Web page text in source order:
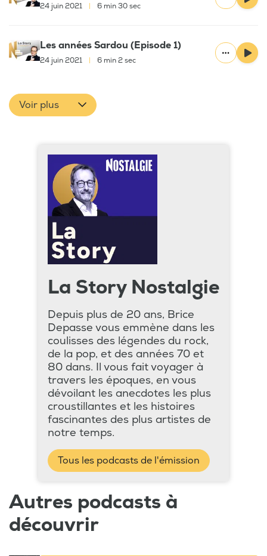
24 juin 2021 6 min 30 sec
Les années Sardou (Episode 1)
24 juin 2021 6 min 2 sec
Voir plus
La Story Nostalgie
Depuis plus de 20 ans, Brice
Depasse vous emmène dans les
coulisses des légendes du rock,
de la pop, et des années 70 et
80 dans. Il vous fait voyager à
travers les époques, en vous
dévoilant les anecdotes les plus
croustillantes et les histoires
fascinantes des plus artistes de
notre temps.
Tous les podcasts de l'émission
Autres podcasts à
découvrir